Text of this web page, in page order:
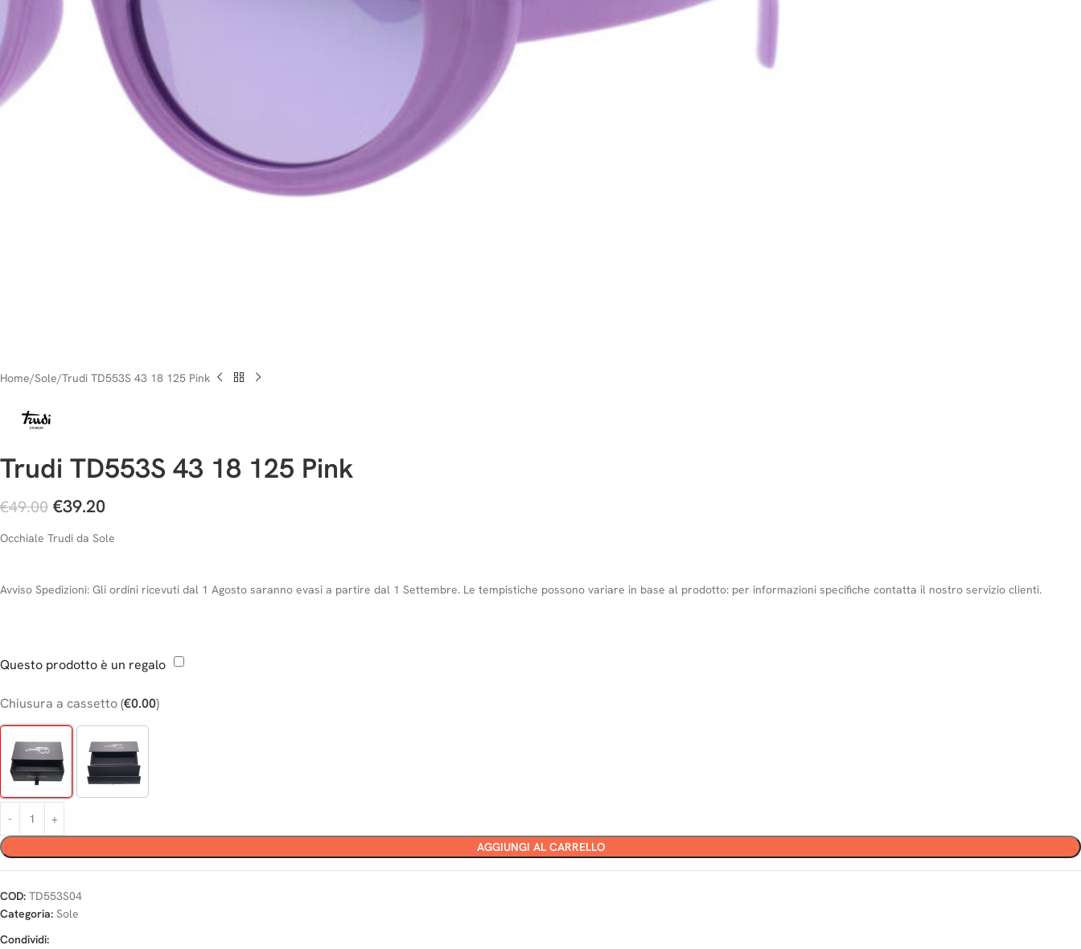
Home Sole Trudi TD553S 43 18 125 Pink
Trudi TD553S 43 18 125 Pink
€49.00 €39.20
Occhiale Trudi da Sole
Avviso Spedizioni: Gli ordini ricevuti dal 1 Agosto saranno evasi a partire dal 1 Settembre. Le tempistiche possono variare in base al prodotto: per informazioni specifiche contatta il nostro servizio clienti.
Questo prodotto è un regalo
Chiusura a cassetto(€0.00)
AGGIUNGI AL CARRELLO
COD: TD553S04
Categoria: Sole
Condividi: